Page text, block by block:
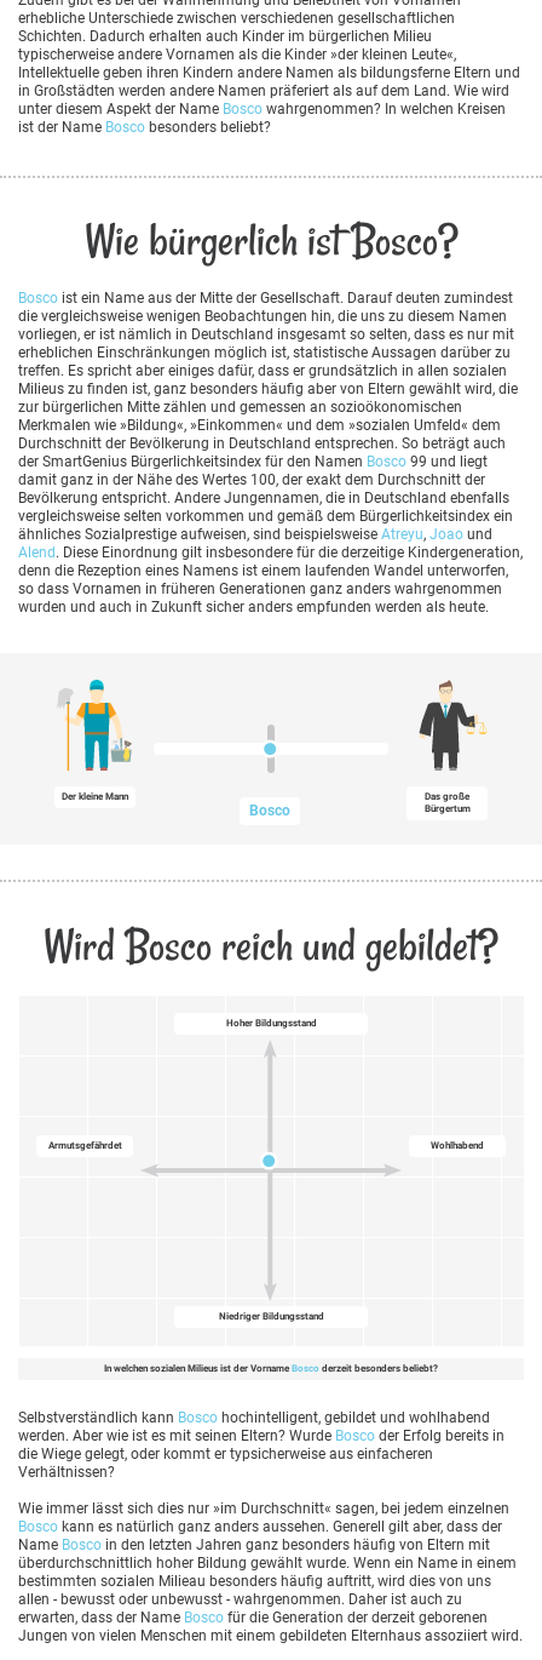
erhebliche Unterschiede zwischen verschiedenen gesellschaftlichen
Schichten. Dadurch erhalten auch Kinder im bürgerlichen Milieu
typischerweise andere Vornamen als die Kinder »der kleinen Leute«,
Intellektuelle geben ihren Kindern andere Namen als bildungsferne Eltern und
in Großstädten werden andere Namen präferiert als auf dem Land. Wie wird
unter diesem Aspekt der Name Bosco wahrgenommen? In welchen Kreisen
ist der Name Bosco besonders beliebt?
Wie bürgerlich ist Bosco?
Bosco ist ein Name aus der Mitte der Gesellschaft. Darauf deuten zumindest
die vergleichsweise wenigen Beobachtungen hin, die uns zu diesem Namen
vorliegen, er ist nämlich in Deutschland insgesamt so selten, dass es nur mit
erheblichen Einschränkungen möglich ist, statistische Aussagen darüber zu
treffen. Es spricht aber einiges dafür, dass er grundsätzlich in allen sozialen
Milieus zu finden ist, ganz besonders häufig aber von Eltern gewählt wird, die
zur bürgerlichen Mitte zählen und gemessen an sozioökonomischen
Merkmalen wie »Bildung«, »Einkommen« und dem »sozialen Umfeld« dem
Durchschnitt der Bevölkerung in Deutschland entsprechen. So beträgt auch
der SmartGenius Bürgerlichkeitsindex für den Namen Bosco 99 und liegt
damit ganz in der Nähe des Wertes 100, der exakt dem Durchschnitt der
Bevölkerung entspricht. Andere Jungennamen, die in Deutschland ebenfalls
vergleichsweise selten vorkommen und gemäß dem Bürgerlichkeitsindex ein
ähnliches Sozialprestige aufweisen, sind beispielsweise Atreyu, Joao und
Alend . Diese Einordnung gilt insbesondere für die derzeitige Kindergeneration,
denn die Rezeption eines Namens ist einem laufenden Wandel unterworfen,
so dass Vornamen in früheren Generationen ganz anders wahrgenommen
wurden und auch in Zukunft sicher anders empfunden werden als heute.
Der kleine Mann
Bosco
Das große
Bürgertum
Wird Bosco reich und gebildet?
Hoher Bildungsstand
Wohlhabend
Niedriger Bildungsstand
Armutsgefährdet
In welchen sozialen Milieus ist der Vorname Bosco derzeit besonders beliebt?
Selbstverständlich kann Bosco hochintelligent, gebildet und wohlhabend
werden. Aber wie ist es mit seinen Eltern? Wurde Bosco der Erfolg bereits in
die Wiege gelegt, oder kommt er typsicherweise aus einfacheren
Verhältnissen?
Wie immer lässt sich dies nur »im Durchschnitt« sagen, bei jedem einzelnen
Bosco kann es natürlich ganz anders aussehen. Generell gilt aber, dass der
Name Bosco in den letzten Jahren ganz besonders häufig von Eltern mit
überdurchschnittlich hoher Bildung gewählt wurde. Wenn ein Name in einem
bestimmten sozialen Milieau besonders häufig auftritt, wird dies von uns
allen - bewusst oder unbewusst - wahrgenommen. Daher ist auch zu
erwarten, dass der Name Bosco für die Generation der derzeit geborenen
Jungen von vielen Menschen mit einem gebildeten Elternhaus assoziiert wird.